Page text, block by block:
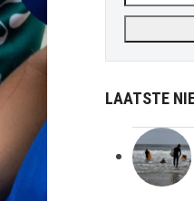
address
LAATSTE